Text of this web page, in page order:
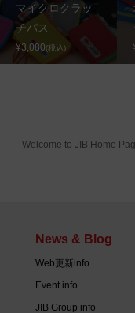
マイクロクラッ
チパス
¥3,080(税込)
Welcome to JIB Home
News & Blog
Web更新info
Event info
JIB Group info